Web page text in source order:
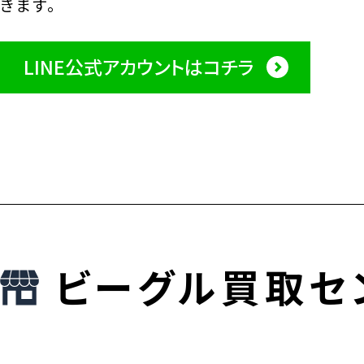
きます。
LINE公式アカウントはコチラ
ビーグル買取セ